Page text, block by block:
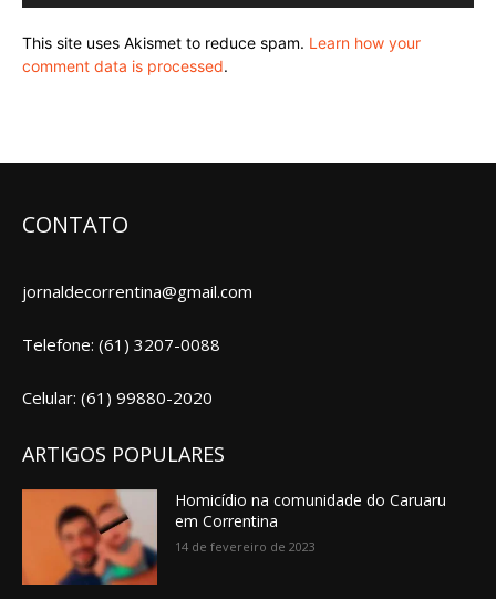
This site uses Akismet to reduce spam. Learn how your
comment data is processed.
CONTATO
jornaldecorrentina@gmail.com
Telefone: (61) 3207-0088
Celular: (61) 99880-2020
ARTIGOS POPULARES
Homicídio na comunidade do Caruaru
em Correntina
14 de fevereiro de 2023